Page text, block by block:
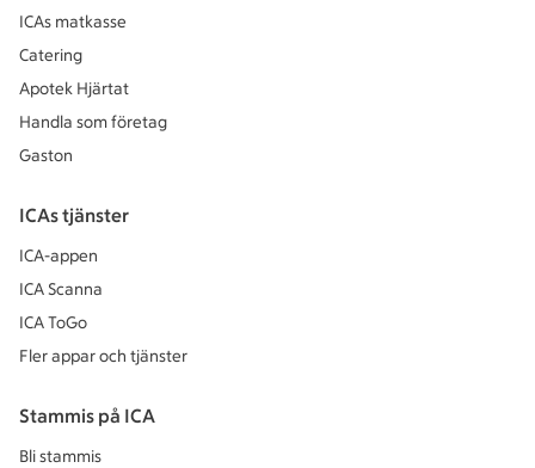
ICAs matkasse
Catering
Apotek Hjärtat
Handla som företag
Gaston
ICAs tjänster
ICA-appen
ICA Scanna
ICA ToGo
Fler appar och tjänster
Stammis på ICA
Bli stammis